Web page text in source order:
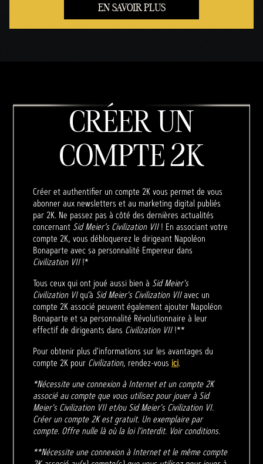
EN SAVOIR PLUS
CRÉER UN
COMPTE 2K
Créer et authentifier un compte 2K vous permet de vous
abonner aux newsletters et au marketing digital publiés
par 2K. Ne passez pas à côté des dernières actualités
concernant Sid Meier’s Civilization VII! En associant votre
compte 2K, vous débloquerez le dirigeant Napoléon
Bonaparte avec sa personnalité Empereur dans
Civilization VII!*
Tous ceux qui ont joué aussi bien à Sid Meier's
Civilization VIqu’à Sid Meier's Civilization VIIavec un
compte 2K associé peuvent également ajouter Napoléon
Bonaparte et sa personnalité Révolutionnaire à leur
effectif de dirigeants dans Civilization VII!**
Pour obtenir plus d'informations sur les avantages du
compte 2K pour Civilization, rendez-vous ici.
*Nécessite une connexion à Internet et un compte 2K
associé au compte que vous utilisez pour jouer à Sid
Meier's Civilization VII et/ou Sid Meier's Civilization VI.
Créer un compte 2K est gratuit. Un exemplaire par
compte. Offre nulle là où la loi l’interdit. Voir conditions.
**Nécessite une connexion à Internet et le même compte